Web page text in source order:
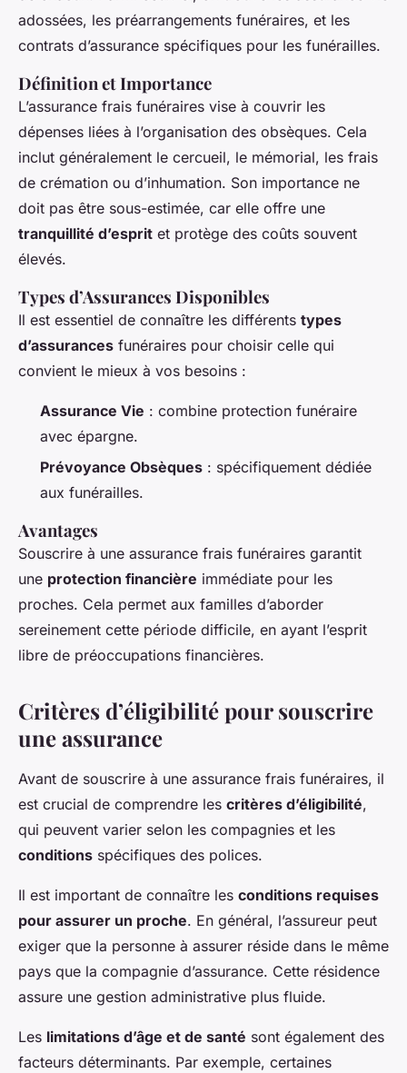
adossées, les préarrangements funéraires, et les
contrats d’assurance spécifiques pour les funérailles.
Définition et Importance
L’assurance frais funéraires vise à couvrir les
dépenses liées à l’organisation des obsèques. Cela
inclut généralement le cercueil, le mémorial, les frais
de crémation ou d’inhumation. Son importance ne
doit pas être sous-estimée, car elle offre une
tranquillité d’esprit et protège des coûts souvent
élevés.
Types d’Assurances Disponibles
Il est essentiel de connaître les différents types
d’assurances funéraires pour choisir celle qui
convient le mieux à vos besoins :
Assurance Vie : combine protection funéraire
avec épargne.
Prévoyance Obsèques : spécifiquement dédiée
aux funérailles.
Avantages
Souscrire à une assurance frais funéraires garantit
une protection financière immédiate pour les
proches. Cela permet aux familles d’aborder
sereinement cette période difficile, en ayant l’esprit
libre de préoccupations financières.
Critères d’éligibilité pour souscrire
une assurance
Avant de souscrire à une assurance frais funéraires, il
est crucial de comprendre les critères d’éligibilité,
qui peuvent varier selon les compagnies et les
conditions spécifiques des polices.
Il est important de connaître les conditions requises
pour assurer un proche. En général, l’assureur peut
exiger que la personne à assurer réside dans le même
pays que la compagnie d’assurance. Cette résidence
assure une gestion administrative plus fluide.
Les limitations d’âge et de santé sont également des
facteurs déterminants. Par exemple, certaines